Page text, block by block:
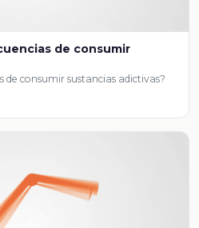
de consumir
de consumir sustancias adictivas?